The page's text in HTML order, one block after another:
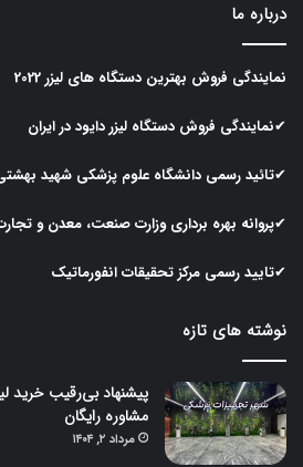
درباره ما
نمایندگی فروش بهترین دستگاه های لیزر2022
✔نمایندگی فروش دستگاه لیزردایود در ایران
✔تائید رسمی دانشگاه علوم پزشکی شهید
✔پروانه بهره برداری وزارت صنعت، معدن و
✔تایید رسمی مرکز تحقیقات انفورماتیک
نوشته های تازه
پیشنهاد بی‌رقیب خرید
مشاوره رایگان
مرداد ۲, ۱۴۰۴